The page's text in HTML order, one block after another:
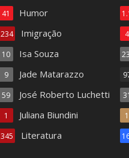
Humor
41
Imigração
234
Isa Souza
10
Jade Matarazzo
9
José Roberto Luchetti
59
Juliana Biundini
1
Literatura
345
4
1